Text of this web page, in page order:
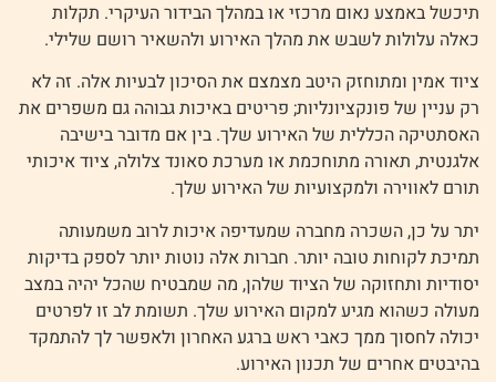
תיכשל באמצע נאום מרכזי או במהלך הבידור העיקרי. תקלות
כאלה עלולות לשבש את מהלך האירוע ולהשאיר רושם שלילי.
ציוד אמין ומתוחזק היטב מצמצם את הסיכון לבעיות אלה. זה לא
רק עניין של פונקציונליות; פריטים באיכות גבוהה גם משפרים את
האסתטיקה הכללית של האירוע שלך. בין אם מדובר בישיבה
אלגנטית, תאורה מתוחכמת או מערכת סאונד צלולה, ציוד איכותי
תורם לאווירה ולמקצועיות של האירוע שלך.
יתר על כן, השכרה מחברה שמעדיפה איכות לרוב משמעותה
תמיכת לקוחות טובה יותר. חברות אלה נוטות יותר לספק בדיקות
יסודיות ותחזוקה של הציוד שלהן, מה שמבטיח שהכל יהיה במצב
מעולה כשהוא מגיע למקום האירוע שלך. תשומת לב זו לפרטים
יכולה לחסוך ממך כאבי ראש ברגע האחרון ולאפשר לך להתמקד
בהיבטים אחרים של תכנון האירוע.